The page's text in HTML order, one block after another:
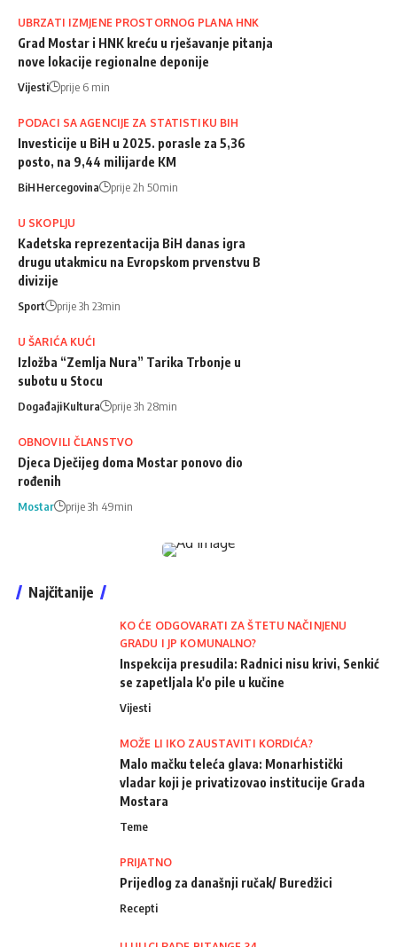
UBRZATI IZMJENE PROSTORNOG PLANA HNK
Grad Mostar i HNK kreću u rješavanje pitanja
nove lokacije regionalne deponije
Vijesti prije 6 min
PODACI SA AGENCIJE ZA STATISTIKU BIH
Investicije u BiH u 2025. porasle za 5,36
posto, na 9,44 milijarde KM
BiHHercegovina prije 2h 50min
U SKOPLJU
Kadetska reprezentacija BiH danas igra
drugu utakmicu na Evropskom prvenstvu B
divizije
Sport prije 3h 23min
U ŠARIĆA KUĆI
Izložba “Zemlja Nura” Tarika Trbonje u
subotu u Stocu
DogađajiKultura prije 3h 28min
OBNOVILI ČLANSTVO
Djeca Dječijeg doma Mostar ponovo dio
rođenih
Mostar prije 3h 49min
Najčitanije
KO ĆE ODGOVARATI ZA ŠTETU NAČINJENU
GRADU I JP KOMUNALNO?
Inspekcija presudila: Radnici nisu krivi, Senkić
se zapetljala k'o pile u kučine
Vijesti
MOŽE LI IKO ZAUSTAVITI KORDIĆA?
Malo mačku teleća glava: Monarhistički
vladar koji je privatizovao institucije Grada
Mostara
Teme
PRIJATNO
Prijedlog za današnji ručak/ Buredžici
Recepti